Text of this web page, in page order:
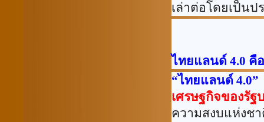
เล่าต่อโดยเป็นป
ไทยแลนด์ 4.0 คื
“ไทยแลนด์ 4.0”
เศรษฐกิจของรัฐ
ความสงบแห่งช